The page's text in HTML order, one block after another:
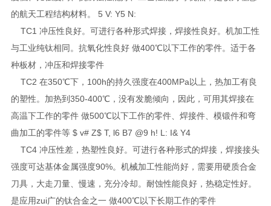
的航天工程结构材料。 5 V: Y5 N:
TC1 冲压性良好。可进行各种形式焊接，焊接性良好。机加工性
与工业纯钛相同。抗氧化性良好 做400℃以下工作的零件。适于各
种板材，冲压和焊接零件
TC2 在350℃下，100h的持久强度在400MPa以上，热加工有良
的塑性。加热到350-400℃，没有发脆倾向，因此，可用其焊接在
高温下工作的零件 做500℃以下工作的零件、焊接件、模锻件和弯
曲加工的零件等 $ v# Z$ T, l6 B7 @9 h! L: I& Y4
TC4 冲压性差，热塑性良好。可进行各种形式的焊接，焊接接头
强度可达基体金属强度90%。机械加工性能尚好，需要用硬质合金
刀具，大走刀量、慢速，充分冷却。耐蚀性能良好，热稳定性好。
是应用zui广的钛合金之一 做400℃以下长期工作的零件